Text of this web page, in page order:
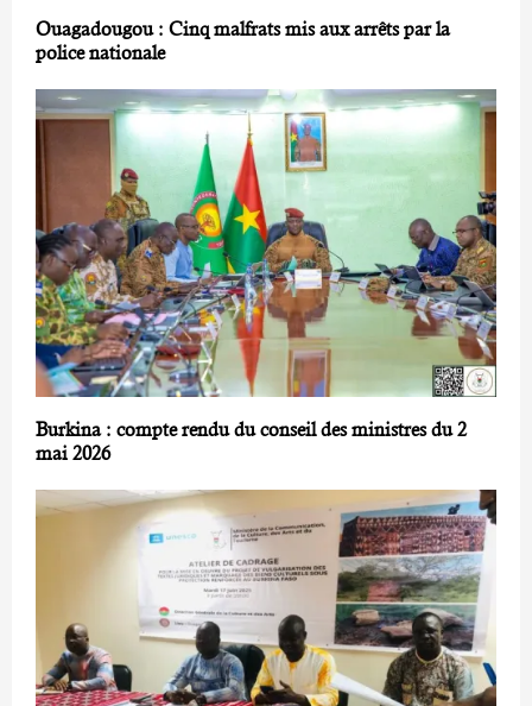
Ouagadougou : Cinq malfrats mis aux arrêts par la
police nationale
Burkina : compte rendu du conseil des ministres du 2
mai 2026